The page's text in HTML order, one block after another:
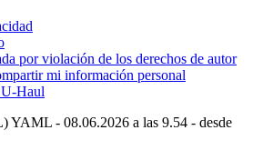
por violación de los derechos de autor
mi información personal
U-Haul
YAML - 08.06.2026 a las 9.54 - desde